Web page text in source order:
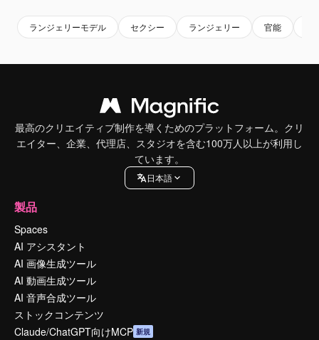
ランジェリーモデル セクシー ランジェリー 官能
最高のクリエイティブ制作を導くためのプラットフォーム。クリ
エイター、企業、代理店、スタジオを含む100万人以上が利用し
ています。
日本語
製品
Spaces
AI アシスタント
AI 画像生成ツール
AI 動画生成ツール
AI 音声合成ツール
ストックコンテンツ
Claude/ChatGPT向けMCP 新規